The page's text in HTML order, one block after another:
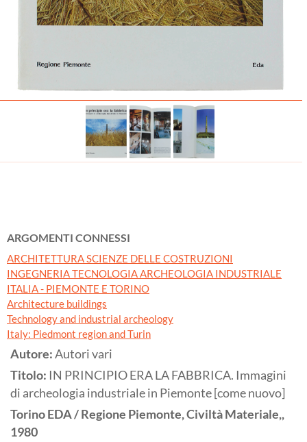
ARGOMENTI CONNESSI
ARCHITETTURA SCIENZE DELLE COSTRUZIONI
INGEGNERIA TECNOLOGIA ARCHEOLOGIA INDUSTRIALE
ITALIA - PIEMONTE E TORINO
Architecture buildings
Technology and industrial archeology
Italy: Piedmont region and Turin
Autore:Autori vari
Titolo: IN PRINCIPIO ERA LA FABBRICA. Immagini
di archeologia industriale in Piemonte [come nuovo]
TorinoEDA / Regione Piemonte, Civiltà Materiale,,
1980